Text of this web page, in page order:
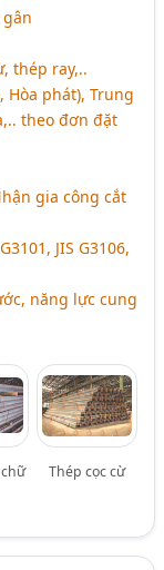
thép ray,..
Hòa phát), Trung
theo đơn đặt
gia công cắt
JIS G3106,
năng lực cung
Thép cọc cừ